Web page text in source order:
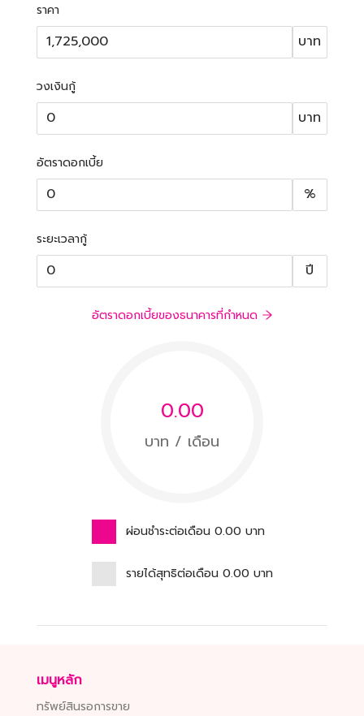
ราคา
บาท
วงเงินกู้
บาท
อัตราดอกเบี้ย
%
ระยะเวลากู้
ปี
อัตราดอกเบี้ยของธนาคารที่กำหนด
0.00
บาท / เดือน
ผ่อนชำระต่อเดือน 0.00 บาท
รายได้สุทธิต่อเดือน 0.00 บาท
เมนูหลัก
ทรัพย์สินรอการขาย